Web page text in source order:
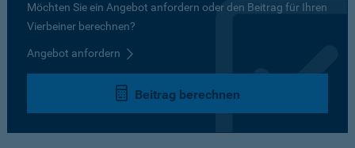
Möchten Sie ein Angebot anfordern oder den Beitrag für Ihren
Vierbeiner berechnen?
Angebot anfordern
Beitrag berechnen